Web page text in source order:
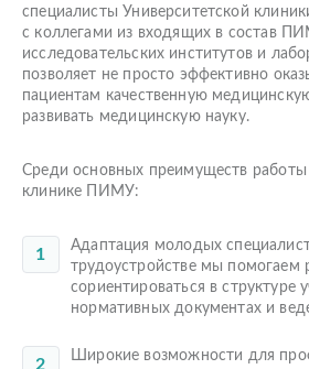
специалисты Университетской
с коллегами из входящих в состав
исследовательских институтов и
позволяет не просто эффективно
пациентам качественную
развивать медицинскую науку.
Среди основных преимуществ работы
клинике ПИМУ:
Адаптация молодых
трудоустройстве мы помогаем
сориентироваться в структуре
нормативных документах и
Широкие возможности для